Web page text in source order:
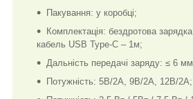
Пакування: у коробці;
Комплектація: бездротова
кабель USB Type-C – 1м;
Дальність передачі заряду: ≤ 6
Потужність: 5В/2А, 9В/2А, 12В/2А;